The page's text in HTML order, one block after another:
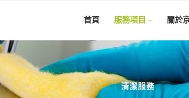
首頁 服務項目 關於
清潔服務